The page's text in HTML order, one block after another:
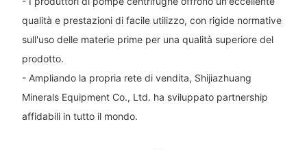
qualità e prestazioni di facile utilizzo, con rigide normative
sull'uso delle materie prime per una qualità superiore del
prodotto.
- Ampliando la propria rete di vendita, Shijiazhuang
Minerals Equipment Co., Ltd. ha sviluppato partnership
affidabili in tutto il mondo.